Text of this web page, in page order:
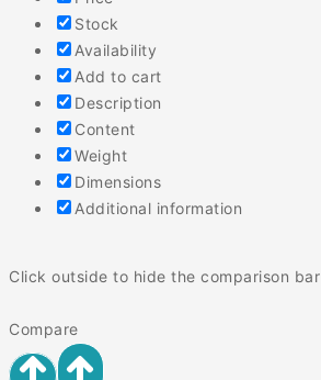
Stock
Availability
Add to cart
Description
Content
Weight
Dimensions
Additional information
Click outside to hide the comparison bar
Compare